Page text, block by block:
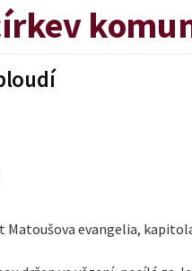
evangelia, kapitola